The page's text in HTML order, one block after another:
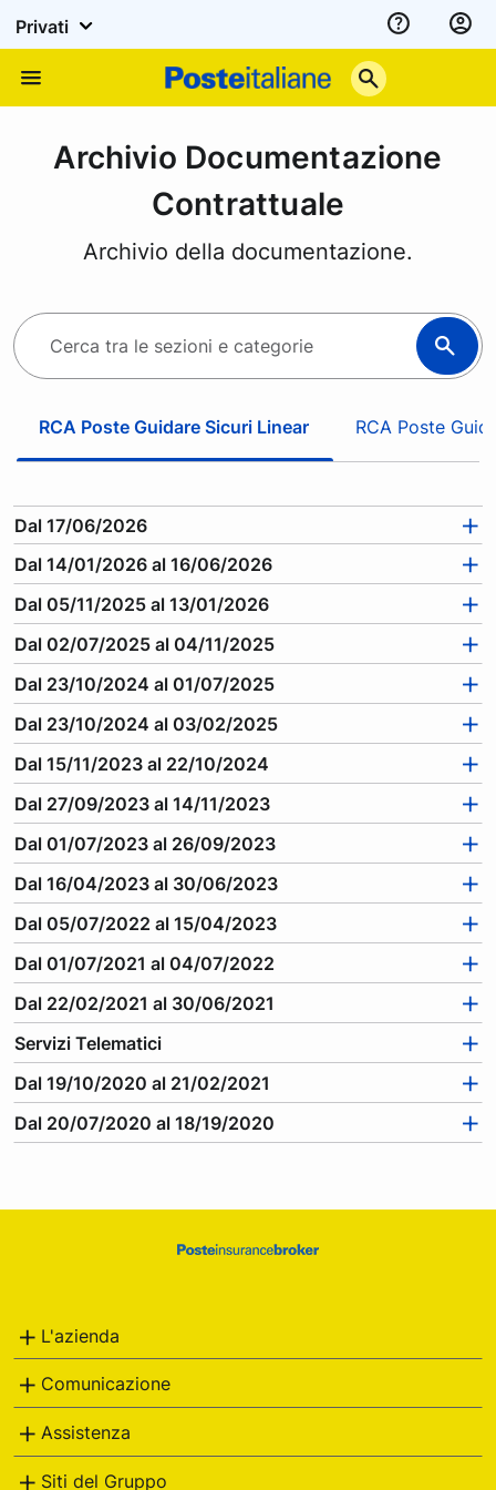
Privati
Assistenza
Italiane
Archivio Documentazione
Contrattuale
Archivio della documentazione.
C
e
t
a
e
s
e
z
i
o
n
i
e
c
a
t
e
g
o
r
i
e
RCA Poste Guidare Sicuri Linear RCA Poste
Dal 17/06/2026
Dal 14/01/2026 al 16/06/2026
Dal 05/11/2025 al 13/01/2026
Dal 02/07/2025 al 04/11/2025
Dal 23/10/2024 al 01/07/2025
Dal 23/10/2024 al 03/02/2025
Dal 15/11/2023 al 22/10/2024
Dal 27/09/2023 al 14/11/2023
Dal 01/07/2023 al 26/09/2023
Dal 16/04/2023 al 30/06/2023
Dal 05/07/2022 al 15/04/2023
Dal 01/07/2021 al 04/07/2022
Dal 22/02/2021 al 30/06/2021
Servizi Telematici
Dal 19/10/2020 al 21/02/2021
Dal 20/07/2020 al 18/19/2020
Italiane
L'azienda
Comunicazione
Assistenza
Siti del Gruppo